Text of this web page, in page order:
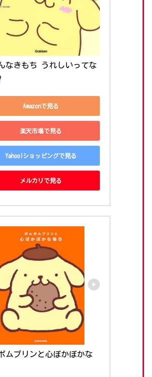
なきもち うれしいってな
Amazonで見る
楽天市場で見る
Yahoo!ショッピングで見る
メルカリで見る
ムプリンと心ぽかぽかな